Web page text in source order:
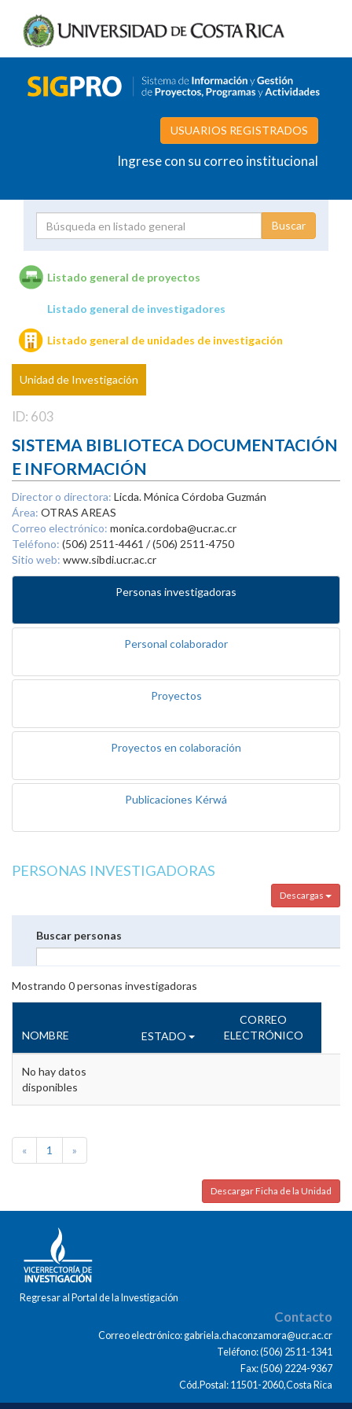
USUARIOS REGISTRADOS
Ingrese con su correo institucional
Unidades de investigación
Listado general de proyectos
Listado general de investigadores
Listado general de unidades de investigación
Unidad de Investigación
ID: 603
SISTEMA BIBLIOTECA DOCUMENTACIÓN
E INFORMACIÓN
Director o directora: Licda. Mónica Córdoba Guzmán
Área: OTRAS AREAS
Correo electrónico: monica.cordoba@ucr.ac.cr
Teléfono: (506) 2511-4461 / (506) 2511-4750
Sitio web: www.sibdi.ucr.ac.cr
Personas investigadoras
Personal colaborador
Proyectos
Proyectos en colaboración
Publicaciones Kérwá
PERSONAS INVESTIGADORAS
Descargas
Buscar personas
Mostrando 0personas investigadoras
NOMBRE ESTADO
CORREO
ELECTRÓNICO
No hay datos
disponibles
« 1 »
Descargar Ficha de la Unidad
Regresar al Portal de la Investigación
Contacto
Correo electrónico: gabriela.chaconzamora@ucr.ac.cr
Teléfono: (506) 2511-1341
Fax: (506) 2224-9367
Cód.Postal: 11501-2060,Costa Rica